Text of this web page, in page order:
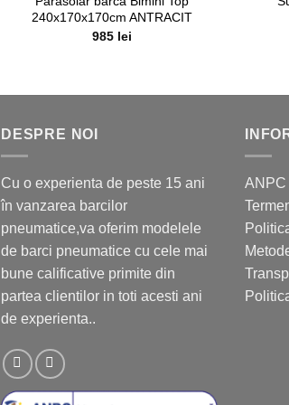
240x170x170cm ANTRACIT
985 lei
DESPRE NOI
Cu o experienta de peste 15 ani
în vanzarea barcilor
pneumatice,va oferim modelele
de barci pneumatice cu cele mai
bune calificative primite din
partea clientilor in toti acesti ani
de experienta..
ANPC